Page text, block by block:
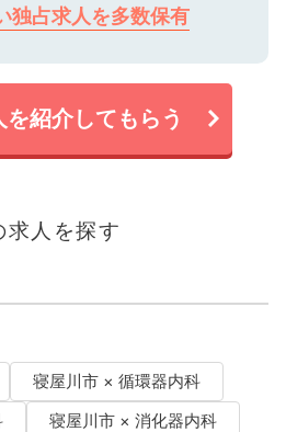
独占求人を多数保有
紹介してもらう
求人を探す
寝屋川市 × 循環器内科
寝屋川市 × 消化器内科